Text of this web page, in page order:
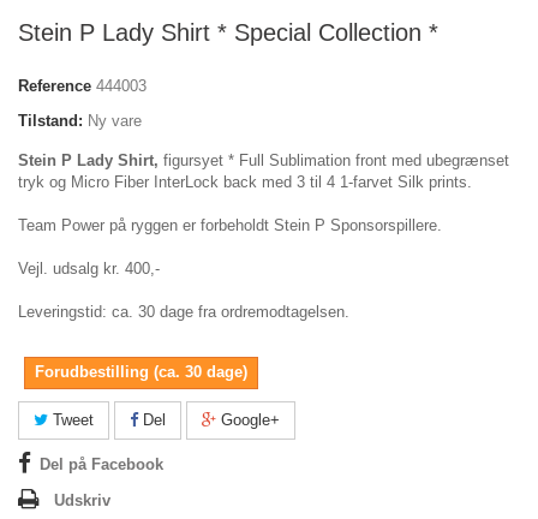
Stein P Lady Shirt * Special Collection *
Reference 444003
Tilstand: Ny vare
Stein P Lady Shirt, figursyet * Full Sublimation front med ubegrænset
tryk og Micro Fiber InterLock back med 3 til 4 1-farvet Silk prints.
Team Power på ryggen er forbeholdt Stein P Sponsorspillere.
Vejl. udsalg kr. 400,-
Leveringstid: ca. 30 dage fra ordremodtagelsen.
Forudbestilling (ca. 30 dage)
Tweet Del Google+
Del på Facebook
Udskriv